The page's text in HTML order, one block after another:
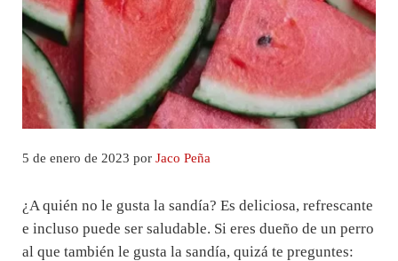
5 de enero de 2023 por Jaco Peña
¿A quién no le gusta la sandía? Es deliciosa, refrescante
e incluso puede ser saludable. Si eres dueño de un perro
al que también le gusta la sandía, quizá te preguntes: